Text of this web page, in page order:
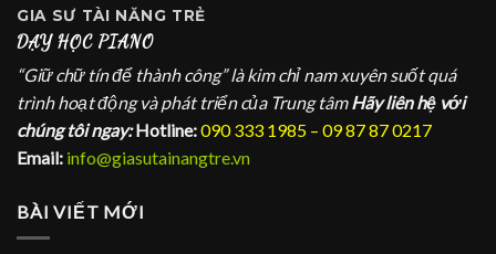
GIA SƯ TÀI NĂNG TRẺ
DẠY HỌC PIANO
“Giữ chữ tín để thành công” là kim chỉ nam xuyên suốt quá
trình hoạt động và phát triển của Trung tâm Hãy liên hệ với
chúng tôi ngay: Hotline:090 333 1985 – 09 87 87 0217
Email: info@giasutainangtre.vn
BÀI VIẾT MỚI